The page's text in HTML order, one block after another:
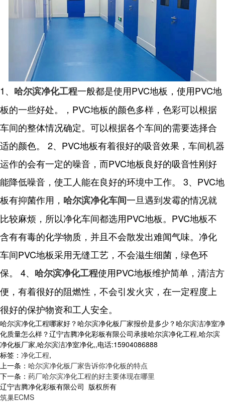
1、 哈尔滨净化工程一般都是使用PVC地板，使用PVC地
板的一些好处。，PVC地板的颜色多样，色彩可以根据
车间的整体情况确定。可以根据各个车间的需要选择合
适的颜色。 2、PVC地板有着很好的吸音效果，车间机器
运作的会有一定的噪音，而PVC地板良好的吸音性刚好
能降低噪音，使工人能在良好的环境中工作。 3、PVC地
板有抑菌作用， 哈尔滨净化车间一旦遇到发霉的情况就
比较麻烦，所以净化车间都选用PVC地板。PVC地板不
含有有毒的化学物质，并且不会散发出难闻气味。净化
车间PVC地板采用无缝工艺，不会滋生细菌，绿色环
保。 4、 哈尔滨净化工程使用PVC地板维护简单，清洁方
便，有着很好的阻燃性，不会引发火灾，在一定程度上
很好的保护物资和工人安全。
哈尔滨净化工程哪家好？哈尔滨净化板厂家报价是多少？哈尔滨洁净室净
化质量怎么样？辽宁吉腾净化彩板有限公司承接哈尔滨净化工程,哈尔滨
净化板厂家,哈尔滨洁净室净化,,电话:15904086888
标签： 净化工程,
上一条： 哈尔滨净化板厂家告诉你净化板的特点
下一条： 药厂哈尔滨净化工程的好主要体现在哪里
辽宁吉腾净化彩板有限公司 版权所有
筑巢ECMS